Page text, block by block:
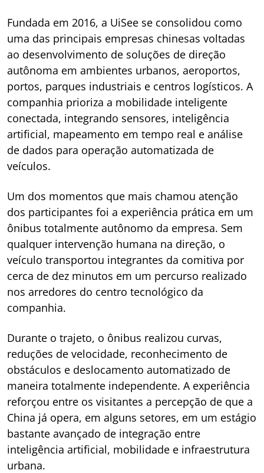
Fundada em 2016, a UiSee se consolidou como
uma das principais empresas chinesas voltadas
ao desenvolvimento de soluções de direção
autônoma em ambientes urbanos, aeroportos,
portos, parques industriais e centros logísticos. A
companhia prioriza a mobilidade inteligente
conectada, integrando sensores, inteligência
artificial, mapeamento em tempo real e análise
de dados para operação automatizada de
veículos.
Um dos momentos que mais chamou atenção
dos participantes foi a experiência prática em um
ônibus totalmente autônomo da empresa. Sem
qualquer intervenção humana na direção, o
veículo transportou integrantes da comitiva por
cerca de dez minutos em um percurso realizado
nos arredores do centro tecnológico da
companhia.
Durante o trajeto, o ônibus realizou curvas,
reduções de velocidade, reconhecimento de
obstáculos e deslocamento automatizado de
maneira totalmente independente. A experiência
reforçou entre os visitantes a percepção de que a
China já opera, em alguns setores, em um estágio
bastante avançado de integração entre
inteligência artificial, mobilidade e infraestrutura
urbana.